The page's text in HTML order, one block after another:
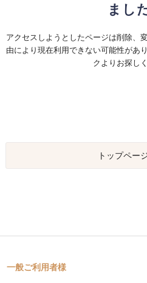
まし
アクセスしようとしたページは削除、
由により現在利用できない可能性があ
クよりお探し
トップペー
一般ご利用者様